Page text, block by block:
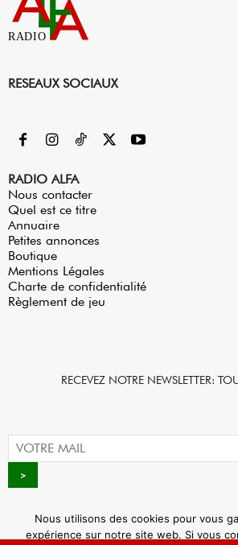
RADIO
RESEAUX SOCIAUX
RADIO ALFA
Nous contacter
Quel est ce titre
Annuaire
Petites annonces
Boutique
Mentions Légales
Charte de confidentialité
Règlement de jeu
RECEVEZ NOTRE NEWSLETTER:
Nous utilisons des cookies pour vous
expérience sur notre site web. Si vous